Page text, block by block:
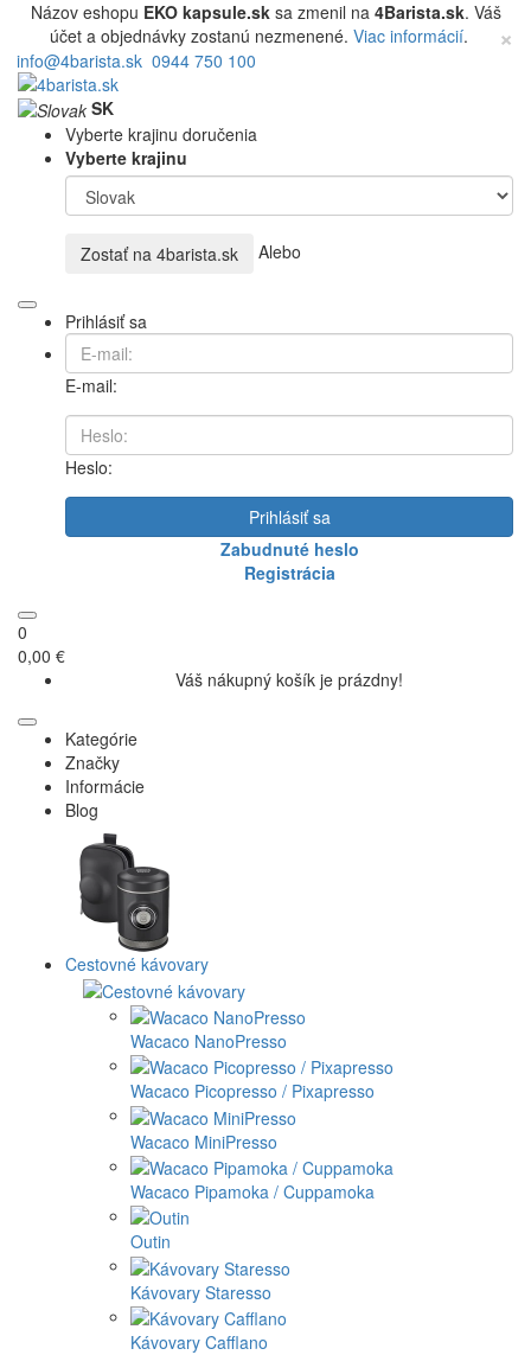
Názov eshopu EKO kapsule.sksa zmenil na 4Barista.sk. Váš
účet a objednávky zostanú nezmenené. Viac informácií. ×
info@4barista.sk 0944 750 100
SK
Vyberte krajinu doručenia
Vyberte krajinu
Zostať na 4barista.sk Alebo
Prihlásiť sa
E-mail:
Heslo:
Prihlásiť sa
Zabudnuté heslo
Registrácia
0
0,00 €
Váš nákupný košík je prázdny!
Kategórie
Značky
Informácie
Blog
Cestovné kávovary
Wacaco NanoPresso
Wacaco Picopresso / Pixapresso
Wacaco MiniPresso
Wacaco Pipamoka / Cuppamoka
Outin
Kávovary Staresso
Kávovary Cafflano